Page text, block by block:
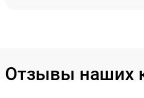
Отзывы наших